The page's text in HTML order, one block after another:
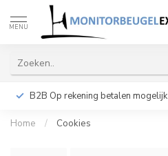
MENU
B2B Op rekening betalen mogelijk
Home / Cookies